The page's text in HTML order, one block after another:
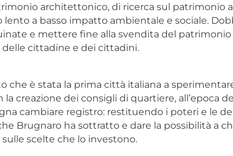
architettonico, di ricerca sul patrimonio
lento a basso impatto ambientale e sociale.
e mettere fine alla svendita del
cittadine e dei cittadini.
che è stata la prima città italiana a
la creazione dei consigli di quartiere, all’epoca
cambiare registro: restituendo i poteri e le
Brugnaro ha sottratto e dare la possibilità a
scelte che lo investono.